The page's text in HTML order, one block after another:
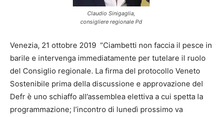
Claudio Sinigaglia,
consigliere regionale Pd
Venezia, 21 ottobre 2019 “Ciambetti non faccia il pesce in
barile e intervenga immediatamente per tutelare il ruolo
del Consiglio regionale. La firma del protocollo Veneto
Sostenibile prima della discussione e approvazione del
Defr è uno schiaffo all’assemblea elettiva a cui spetta la
programmazione; l’incontro di lunedì prossimo va